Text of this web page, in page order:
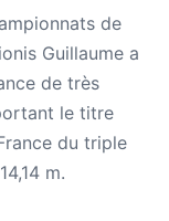
de
Guillaume a
de très
le titre
du triple
m.